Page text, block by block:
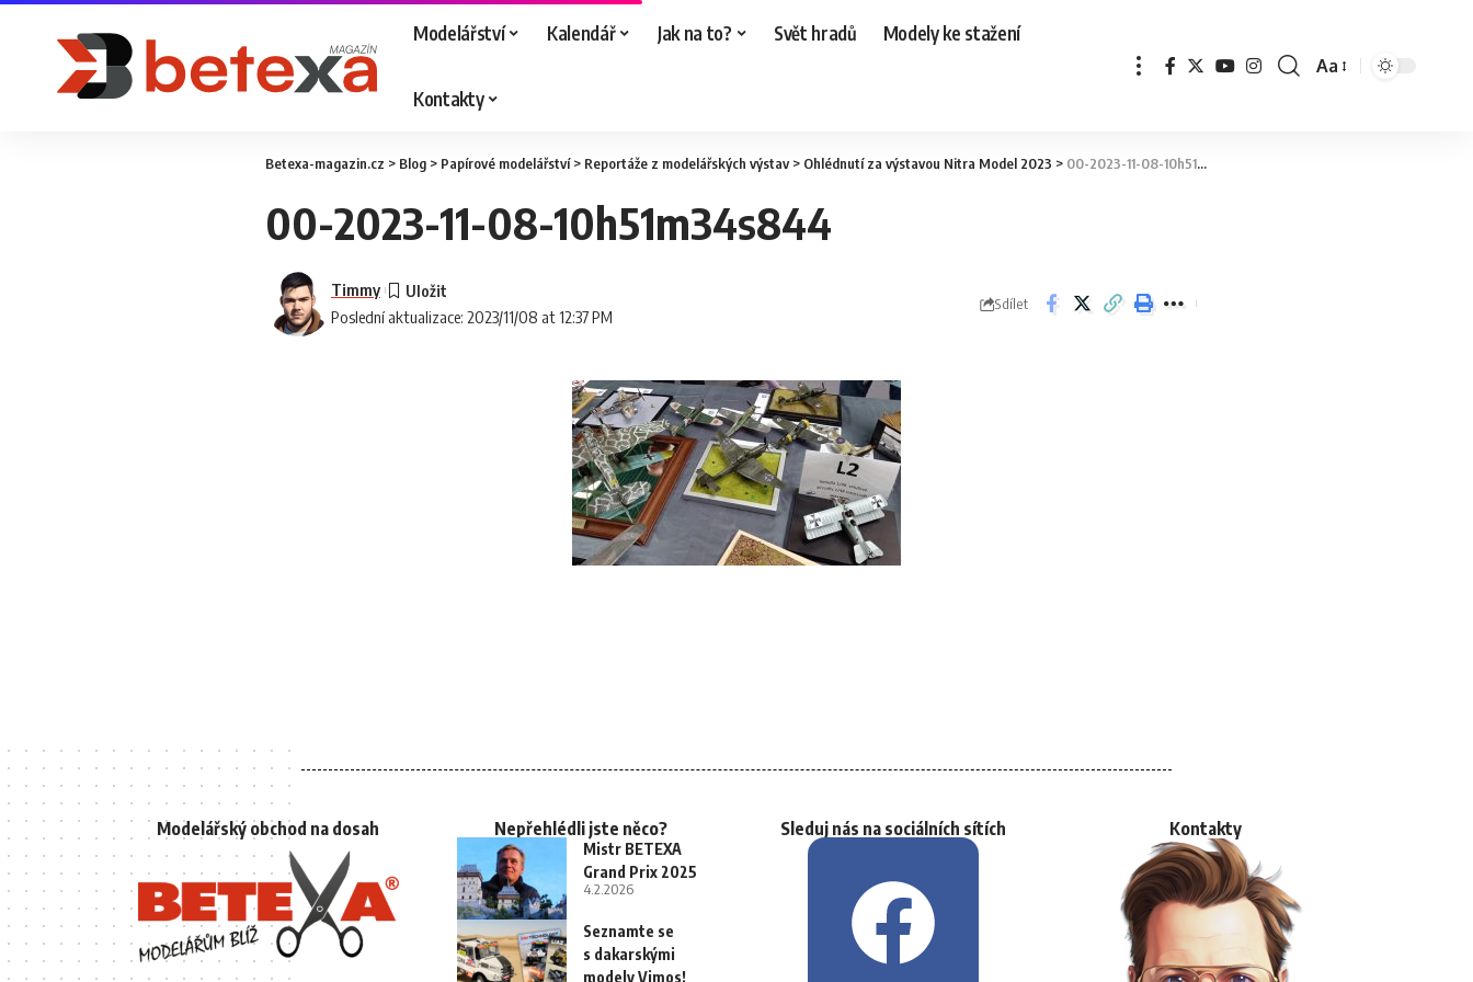
Modelářství Kalendář Jak na to? Svět hradů Modely ke stažení
Kontakty
Aa
Betexa-magazin.cz > Blog > Papírové modelářství> Reportáže z modelářských výstav> Ohlédnutí za výstavou Nitra Model 2023 > 00-2023-11-08-10h51m34s844
00-2023-11-08-10h51m34s844
Poslední aktualizace: 2023/11/08 at 12:37 PM
Timmy
Sdílet
Modelářský obchod na dosah Nepřehlédli jste něco?
Mistr BETEXA
Grand Prix 2025
4.2.2026
Seznamte se
s dakarskými
modely Vimos!
Sleduj nás na sociálních sítích Kontakty